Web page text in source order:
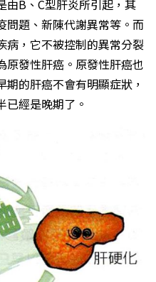
由B、C型肝炎所引起，其
問題、新陳代謝異常等。而
病，它不被控制的異常分裂
原發性肝癌。原發性肝癌也
的肝癌不會有明顯症狀，
已經是晚期了。